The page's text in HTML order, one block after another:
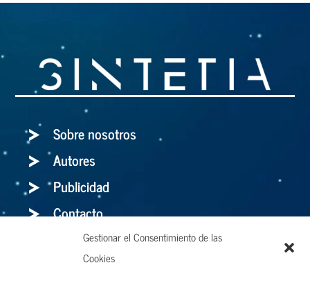
Gestionar el Consentimiento de las
Cookies
Sobre nosotros
Autores
Publicidad
Contacto